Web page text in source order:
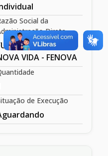
Social da
Direta
ESPÍRITA
VIDA - FENOVA
de Execução